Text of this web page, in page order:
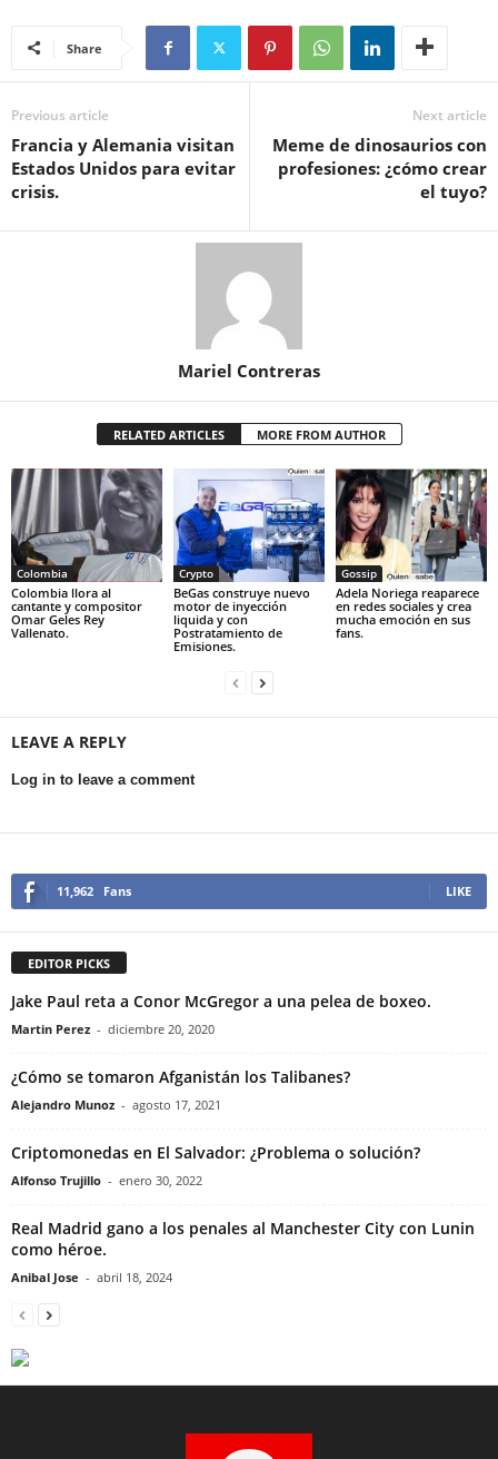
Share
Previous article
Francia y Alemania visitan
Estados Unidos para evitar
crisis.
Next article
Meme de dinosaurios con
profesiones: ¿cómo crear
el tuyo?
Mariel Contreras
RELATED ARTICLES MORE FROM AUTHOR
Colombia
Colombia llora al
cantante y compositor
Omar Geles Rey
Vallenato.
Crypto
BeGas construye nuevo
motor de inyección
liquida y con
Postratamiento de
Emisiones.
Gossip
Adela Noriega reaparece
en redes sociales y crea
mucha emoción en sus
fans.
LEAVE A REPLY
Log in to leave a comment
11,962 Fans LIKE
EDITOR PICKS
Jake Paul reta a Conor McGregor a una pelea de boxeo.
Martin Perez - diciembre 20, 2020
¿Cómo se tomaron Afganistán los Talibanes?
Alejandro Munoz - agosto 17, 2021
Criptomonedas en El Salvador: ¿Problema o solución?
Alfonso Trujillo - enero 30, 2022
Real Madrid gano a los penales al Manchester City con Lunin
como héroe.
Anibal Jose - abril 18, 2024